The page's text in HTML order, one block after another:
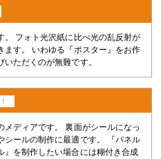
フォト光沢紙に比べ光の乱反射が
す。 いわゆる『ポスター』をお作
ただくのが無難です。
ディアです。 裏面がシールになっ
ールの制作に最適です。 『パネル
を制作したい場合には糊付き合成